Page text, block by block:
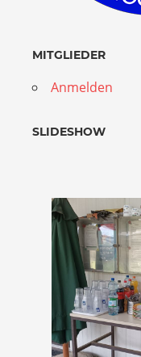
MITGLIEDER
Anmelden
SLIDESHOW